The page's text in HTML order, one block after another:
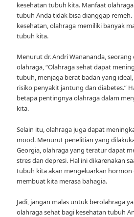
kesehatan tubuh kita. Manfaat
tubuh Anda tidak bisa dianggap
kesehatan, olahraga memiliki banyak
tubuh kita.
Menurut dr. Andri Wanananda, seorang
olahraga, “Olahraga sehat dapat
tubuh, menjaga berat badan yang
risiko penyakit jantung dan diabetes.”
betapa pentingnya olahraga dalam
kita.
Selain itu, olahraga juga dapat
mood. Menurut penelitian yang
Georgia, olahraga yang teratur dapat
stres dan depresi. Hal ini dikarenakan
tubuh kita akan mengeluarkan
membuat kita merasa bahagia.
Jadi, jangan malas untuk berolahraga
olahraga sehat bagi kesehatan tubuh